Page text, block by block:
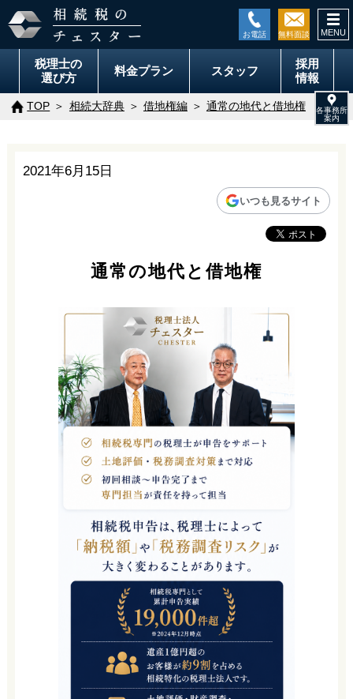
税理士の
選び方
料金プラン スタッフ
採用
情報
TOP 相続大辞典 借地権編 通常の地代と借地権
2021年6月15日
いつも見るサイト
通常の地代と借地権